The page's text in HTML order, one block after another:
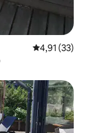
საშუალო
4,91 (33)